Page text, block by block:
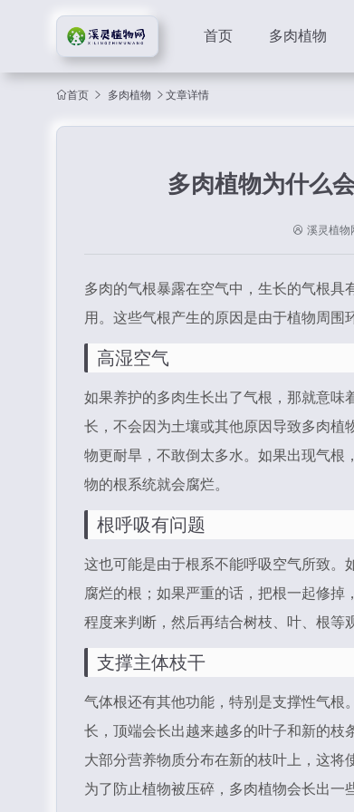
首页 多肉植物
首页 多肉植物 文章详情
多肉植物为什么
溪灵植物
多肉的气根暴露在空气中，生长的气根
用。这些气根产生的原因是由于植物周围
高湿空气
如果养护的多肉生长出了气根，那就意味
长，不会因为土壤或其他原因导致多肉植
物更耐旱，不敢倒太多水。如果出现气根
物的根系统就会腐烂。
根呼吸有问题
这也可能是由于根系不能呼吸空气所致。
腐烂的根；如果严重的话，把根一起修
程度来判断，然后再结合树枝、叶、根等
支撑主体枝干
气体根还有其他功能，特别是支撑性气根
长，顶端会长出越来越多的叶子和新的枝
大部分营养物质分布在新的枝叶上，这将
为了防止植物被压碎，多肉植物会长出一